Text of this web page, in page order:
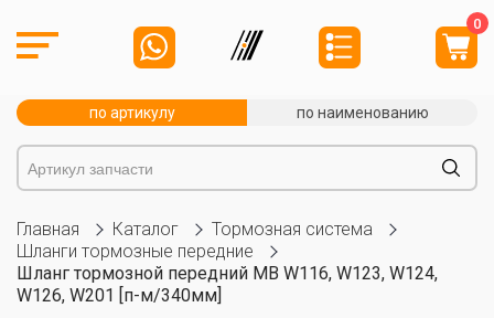
0
по артикулу по наименованию
Главная Каталог
Тормозная система
Шланги тормозные передние
Шланг тормозной передний MB W116, W123, W124,
W126, W201 [п-м/340мм]